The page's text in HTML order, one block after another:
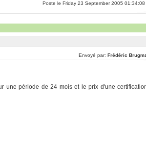
Poste le Friday 23 September 2005 01:34:08
Envoyé par: Frédéric
une période de 24 mois et le prix d'une